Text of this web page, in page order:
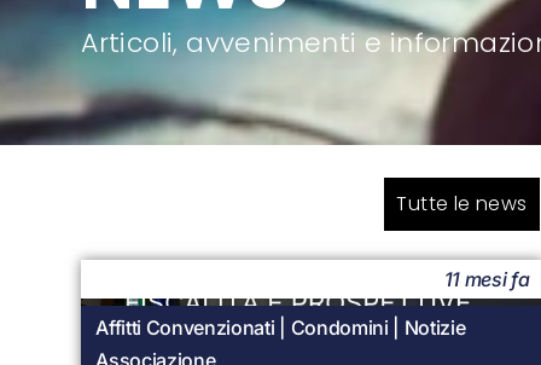
Articoli, avvenimenti e
Tutte le news
11 mesi fa
Affitti Convenzionati
Condomini
Notizie